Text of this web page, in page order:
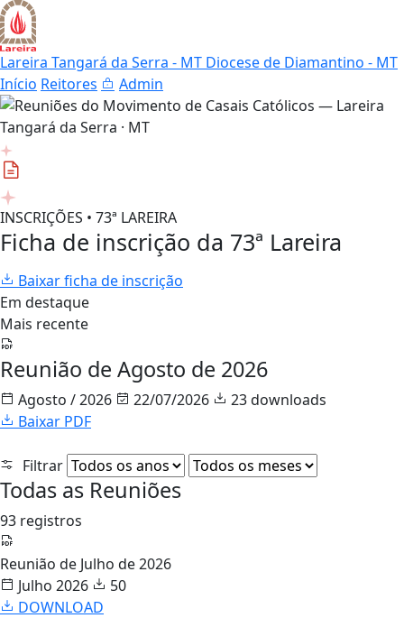
Lareira Tangará da Serra - MT Diocese de Diamantino - MT
Início Reitores Admin
INSCRIÇÕES • 73ª LAREIRA
Ficha de inscrição da 73ª Lareira
Baixar ficha de inscrição
Em destaque
Mais recente
Reunião de Agosto de 2026
Agosto / 2026 22/07/2026
23 downloads
Baixar PDF
Filtrar
Todas as Reuniões
93 registros
Reunião de Julho de 2026
Julho 2026
50
DOWNLOAD